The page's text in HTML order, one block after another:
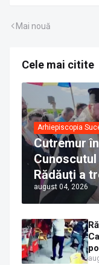
Mai nouă
Cele mai citite
Arhiepiscopia
Cutremur
Rădăuți a
Ortodoxă
că îi
august 04, 2026